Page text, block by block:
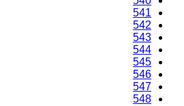
541
542
543
544
545
546
547
548